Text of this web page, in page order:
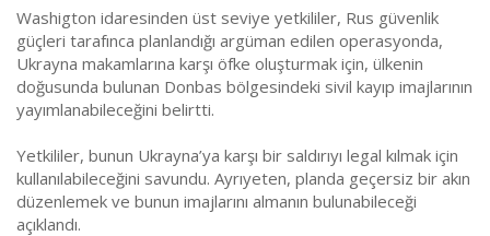
Washigton idaresinden üst seviye yetkililer, Rus güvenlik
güçleri tarafınca planlandığı argüman edilen operasyonda,
Ukrayna makamlarına karşı öfke oluşturmak için, ülkenin
doğusunda bulunan Donbas bölgesindeki sivil kayıp imajlarının
yayımlanabileceğini belirtti.
Yetkililer, bunun Ukrayna’ya karşı bir saldırıyı legal kılmak için
kullanılabileceğini savundu. Ayrıyeten, planda geçersiz bir akın
düzenlemek ve bunun imajlarını almanın bulunabileceği
açıklandı.